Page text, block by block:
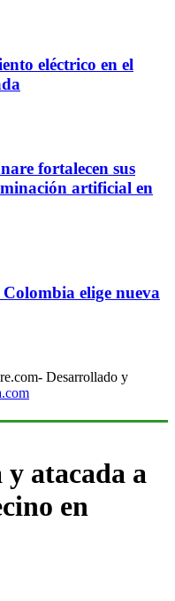
eléctrico en el
fortalecen sus
artificial en
elige nueva
Desarrollado y
atacada a
en